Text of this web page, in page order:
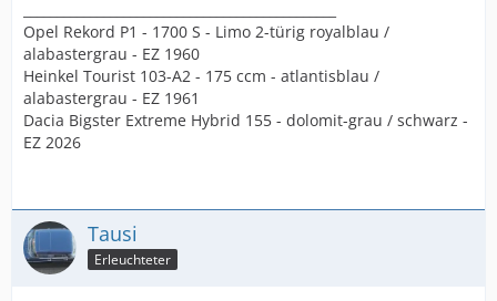
Opel Rekord P1 - 1700 S - Limo 2-türig royalblau /
alabastergrau - EZ 1960
Heinkel Tourist 103-A2 - 175 ccm - atlantisblau /
alabastergrau - EZ 1961
Dacia Bigster Extreme Hybrid 155 - dolomit-grau / schwarz -
EZ 2026
Tausi
Erleuchteter